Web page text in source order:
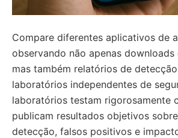
Compare diferentes aplicativos de
observando não apenas downloads
mas também relatórios de
laboratórios independentes de
laboratórios testam rigorosamente
publicam resultados objetivos
detecção, falsos positivos e